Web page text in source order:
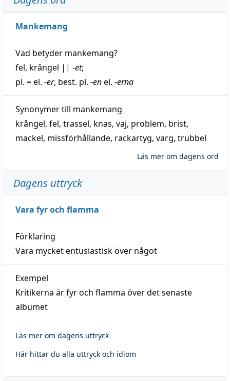
Mankemang
Vad betyder mankemang?
fel, krångel || -et;
pl. = el. -er, best. pl. -enel. -erna
Synonymer till mankemang
krångel, fel, trassel, knas, vaj, problem, brist,
mackel, missförhållande, rackartyg, varg, trubbel
Läs mer om dagens ord
Dagens uttryck
Vara fyr och flamma
Förklaring
Vara mycket entusiastisk över något
Exempel
Kritikerna är fyr och flamma över det senaste
albumet
Läs mer om dagens uttryck
Här hittar du alla uttryck och idiom